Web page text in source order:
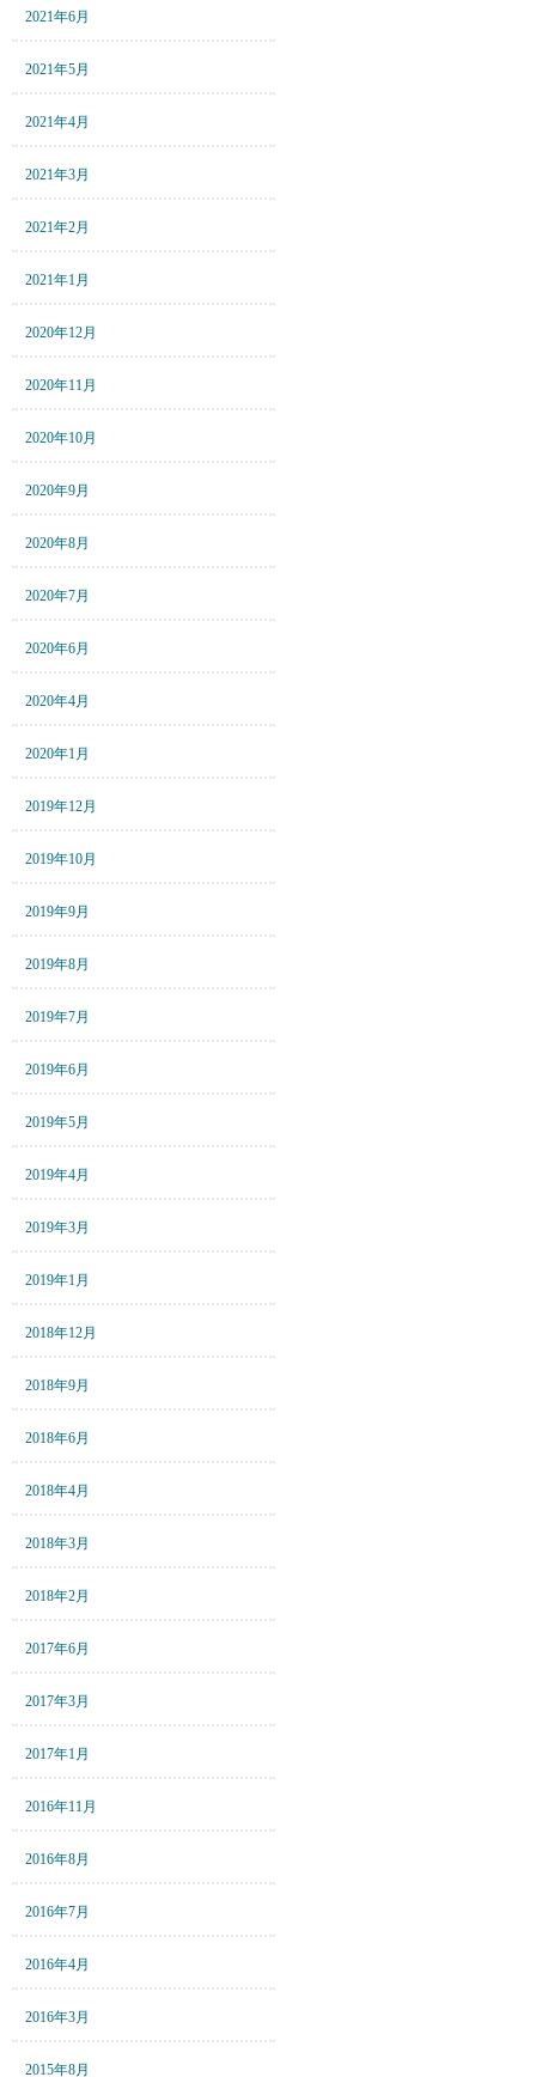
2021年6月
2021年5月
2021年4月
2021年3月
2021年2月
2021年1月
2020年12月
2020年11月
2020年10月
2020年9月
2020年8月
2020年7月
2020年6月
2020年4月
2020年1月
2019年12月
2019年10月
2019年9月
2019年8月
2019年7月
2019年6月
2019年5月
2019年4月
2019年3月
2019年1月
2018年12月
2018年9月
2018年6月
2018年4月
2018年3月
2018年2月
2017年6月
2017年3月
2017年1月
2016年11月
2016年8月
2016年7月
2016年4月
2016年3月
2015年8月